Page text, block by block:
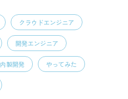
クラウドエンジニア
開発エンジニア
内製開発 やってみた